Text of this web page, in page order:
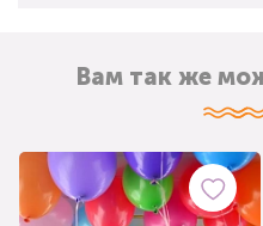
Вам так же